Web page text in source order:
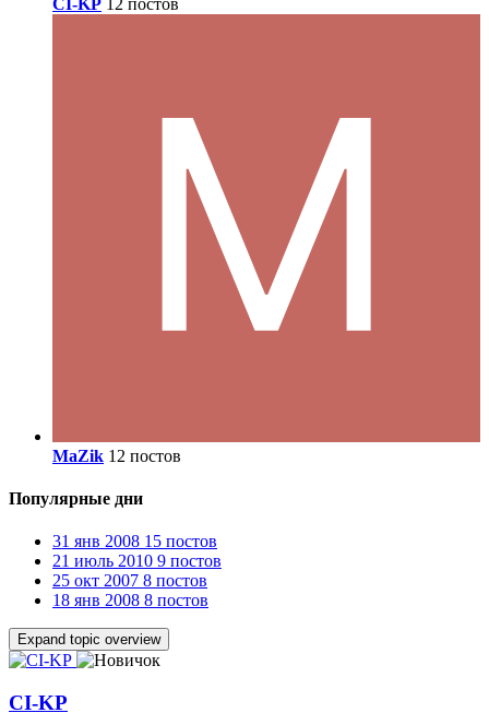
MaZik 12 постов
Популярные дни
31 янв 2008 15 постов
21 июль 2010 9 постов
25 окт 2007 8 постов
18 янв 2008 8 постов
Expand topic overview
CI-KP